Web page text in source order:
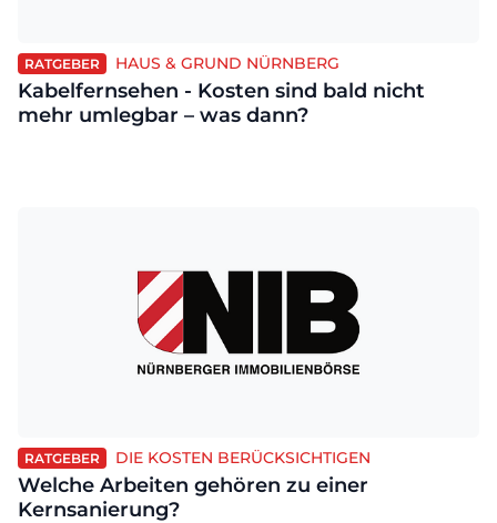
RATGEBER HAUS & GRUND NÜRNBERG
Kabelfernsehen - Kosten sind bald nicht
mehr umlegbar – was dann?
RATGEBER DIE KOSTEN BERÜCKSICHTIGEN
Welche Arbeiten gehören zu einer
Kernsanierung?